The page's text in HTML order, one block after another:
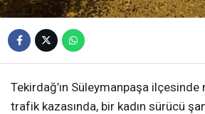
Tekirdağ’ın Süleymanpaşa
trafik kazasında, bir kadın sürücü